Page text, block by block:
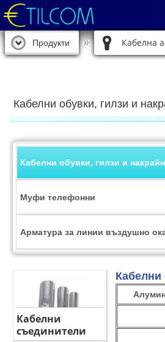
Продукти Кабелна
Кабелни обувки, гилзи и
Кабелни обувки, гилзи и
Муфи телефонни
Арматура за линии въздушно
Кабелни
съединители
Кабелни